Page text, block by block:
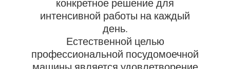
конкретное решение для
интенсивной работы на каждый
день.
Естественной целью
профессиональной посудомоечной